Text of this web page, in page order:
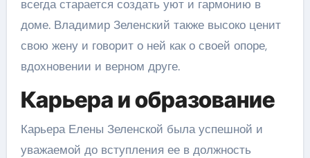
всегда старается создать уют и гармонию в
доме. Владимир Зеленский также высоко ценит
свою жену и говорит о ней как о своей опоре,
вдохновении и верном друге.
Карьера и образование
Карьера Елены Зеленской была успешной и
уважаемой до вступления ее в должность